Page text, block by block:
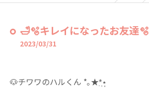
🛁🫧キレイになったお友達
2023/03/31
🐶チワワのハルくん *｡★*̣̩⋆̩⁡